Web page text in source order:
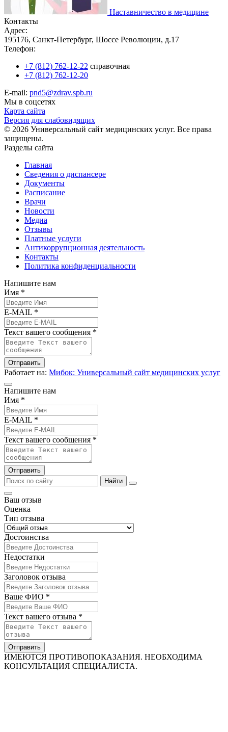
Наставничество в медицине
Контакты
Адрес:
195176, Санкт-Петербург, Шоссе Революции, д.17
Телефон:
+7 (812) 762-12-22 справочная
+7 (812) 762-12-20
E-mail: pnd5@zdrav.spb.ru
Мы в соцсетях
Карта сайта
Версия для слабовидящих
© 2026 Универсальный сайт медицинских услуг. Все права
защищены.
Разделы сайта
Главная
Сведения о диспансере
Документы
Расписание
Врачи
Новости
Медиа
Отзывы
Платные услуги
Антикоррупционная деятельность
Контакты
Политика конфиденциальности
Напишите нам
Имя *
E-MAIL *
Текст вашего сообщения *
Отправить
Работает на: Мибок: Универсальный сайт медицинских услуг
Напишите нам
Имя *
E-MAIL *
Текст вашего сообщения *
Отправить
Найти
Ваш отзыв
Оценка
Тип отзыва
Достоинства
Недостатки
Заголовок отзыва
Ваше ФИО *
Текст вашего отзыва *
Отправить
ИМЕЮТСЯ ПРОТИВОПОКАЗАНИЯ. НЕОБХОДИМА
КОНСУЛЬТАЦИЯ СПЕЦИАЛИСТА.